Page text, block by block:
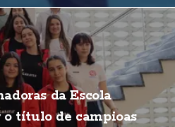
da Escola
o título de campioas